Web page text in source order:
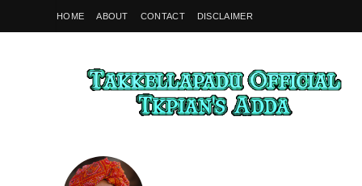
HOME ABOUT CONTACT DISCLAIMER